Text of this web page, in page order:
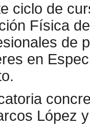
ciclo de
Física
de
en
López